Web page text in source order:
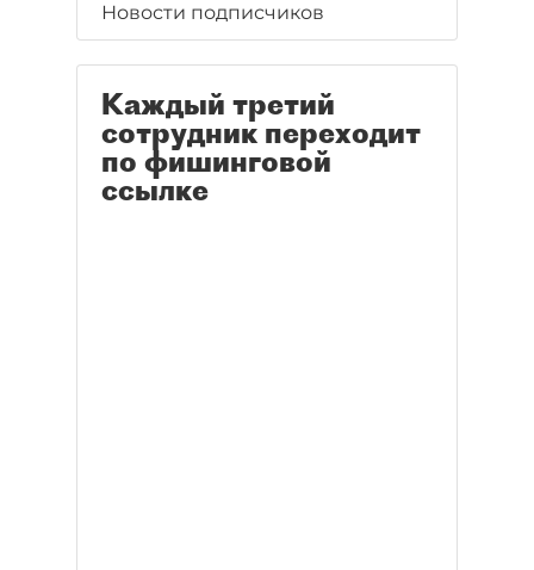
Новости подписчиков
Каждый третий
сотрудник переходит
по фишинговой
ссылке